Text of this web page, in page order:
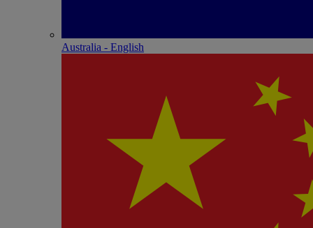
Australia - English